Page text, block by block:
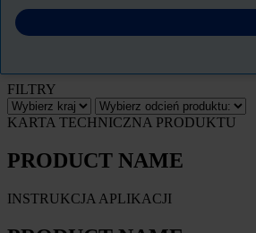
Pobierz Kartę charakterystyki
FILTRY
KARTA TECHNICZNA PRODUKTU
PRODUCT NAME
INSTRUKCJA APLIKACJI